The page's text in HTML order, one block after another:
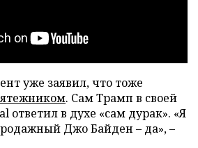
уже заявил, что тоже
. Сам Трамп в своей
ответил в духе «сам дурак». «Я
Джо Байден – да», –